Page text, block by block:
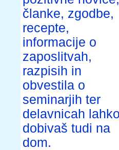
članke, zgodbe,
recepte,
informacije o
zaposlitvah,
razpisih in
obvestila o
seminarjih ter
delavnicah lahko
dobivaš tudi na
dom.